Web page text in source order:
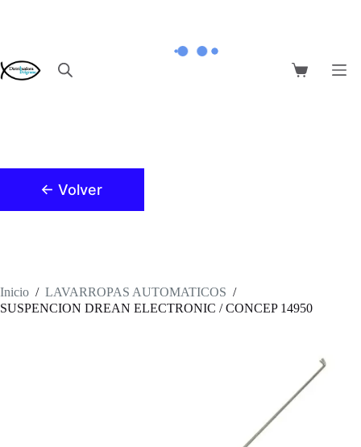
Carro
← Volver
Inicio / LAVARROPAS AUTOMATICOS /
SUSPENCION DREAN ELECTRONIC / CONCEP 14950